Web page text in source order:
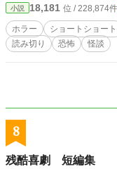
小説 18,181 位 / 228,874件
ホラー ショートショート
読み切り
恐怖 怪談
8
残酷喜劇 短編集